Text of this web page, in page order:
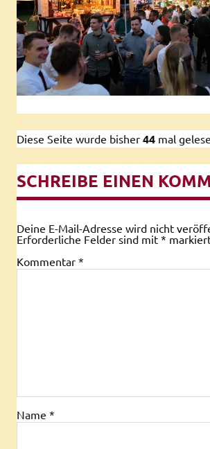
Diese Seite wurde bisher 44 mal
SCHREIBE EINEN
Deine E-Mail-Adresse wird nicht
Erforderliche Felder sind mit *
Kommentar *
Name *